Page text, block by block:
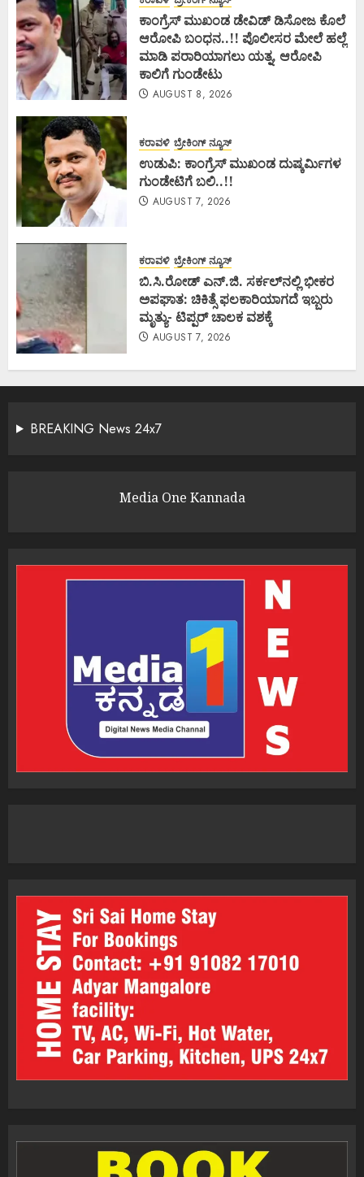
ಕಾಂಗ್ರೆಸ್ ಮುಖಂಡ ಡೇವಿಡ್ ಡಿಸೋಜ ಕೊಲೆ
ಆರೋಪಿ ಬಂಧನ..!! ಪೊಲೀಸರ ಮೇಲೆ ಹಲ್ಲೆ
ಮಾಡಿ ಪರಾರಿಯಾಗಲು ಯತ್ನ, ಆರೋಪಿ
ಕಾಲಿಗೆ ಗುಂಡೇಟು
AUGUST 8, 2026
ಕರಾವಳಿ ಬ್ರೇಕಿಂಗ್ ನ್ಯೂಸ್
ಉಡುಪಿ: ಕಾಂಗ್ರೆಸ್ ಮುಖಂಡ ದುಷ್ಕರ್ಮಿಗಳ
ಗುಂಡೇಟಿಗೆ ಬಲಿ..!!
AUGUST 7, 2026
ಕರಾವಳಿ ಬ್ರೇಕಿಂಗ್ ನ್ಯೂಸ್
ಬಿ.ಸಿ.ರೋಡ್ ಎನ್.ಜಿ. ಸರ್ಕಲ್‌ನಲ್ಲಿ ಭೀಕರ
ಅಪಘಾತ: ಚಿಕಿತ್ಸೆ ಫಲಕಾರಿಯಾಗದೆ ಇಬ್ಬರು
ಮೃತ್ಯು- ಟಿಪ್ಪರ್ ಚಾಲಕ ವಶಕ್ಕೆ
AUGUST 7, 2026
BREAKING News 24x7
Media One Kannada